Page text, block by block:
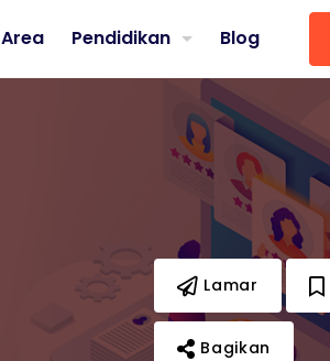
Lamar
Bagikan
Area Pendidikan Blog